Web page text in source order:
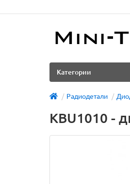
Категории
Радиодетали
KBU1010 -